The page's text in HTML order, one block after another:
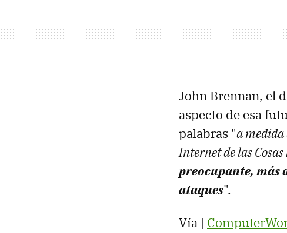
John Brennan, el
aspecto de esa
palabras "a medida
Internet de las
preocupante, más
ataques".
Vía |